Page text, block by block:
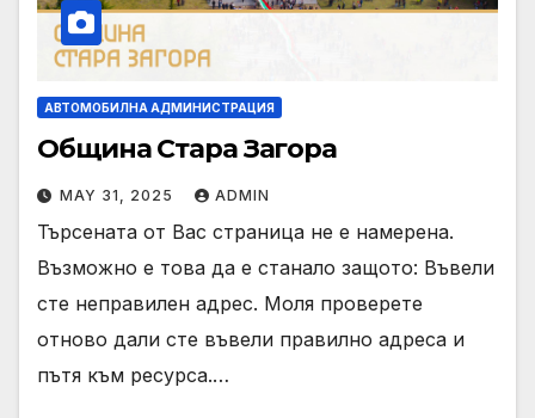
АВТОМОБИЛНА АДМИНИСТРАЦИЯ
Община Стара Загора
MAY 31, 2025 ADMIN
Търсената от Вас страница не е намерена.
Възможно е това да е станало защото: Въвели
сте неправилен адрес. Моля проверете
отново дали сте въвели правилно адреса и
пътя към ресурса.…